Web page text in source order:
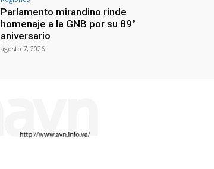
Parlamento mirandino rinde
homenaje a la GNB por su 89°
aniversario
agosto 7, 2026